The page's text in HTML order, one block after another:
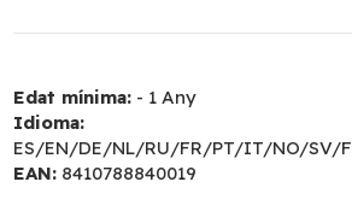
Edat mínima: - 1 Any
Idioma:
ES/EN/DE/NL/RU/FR/PT/IT/NO/SV/
EAN: 8410788840019